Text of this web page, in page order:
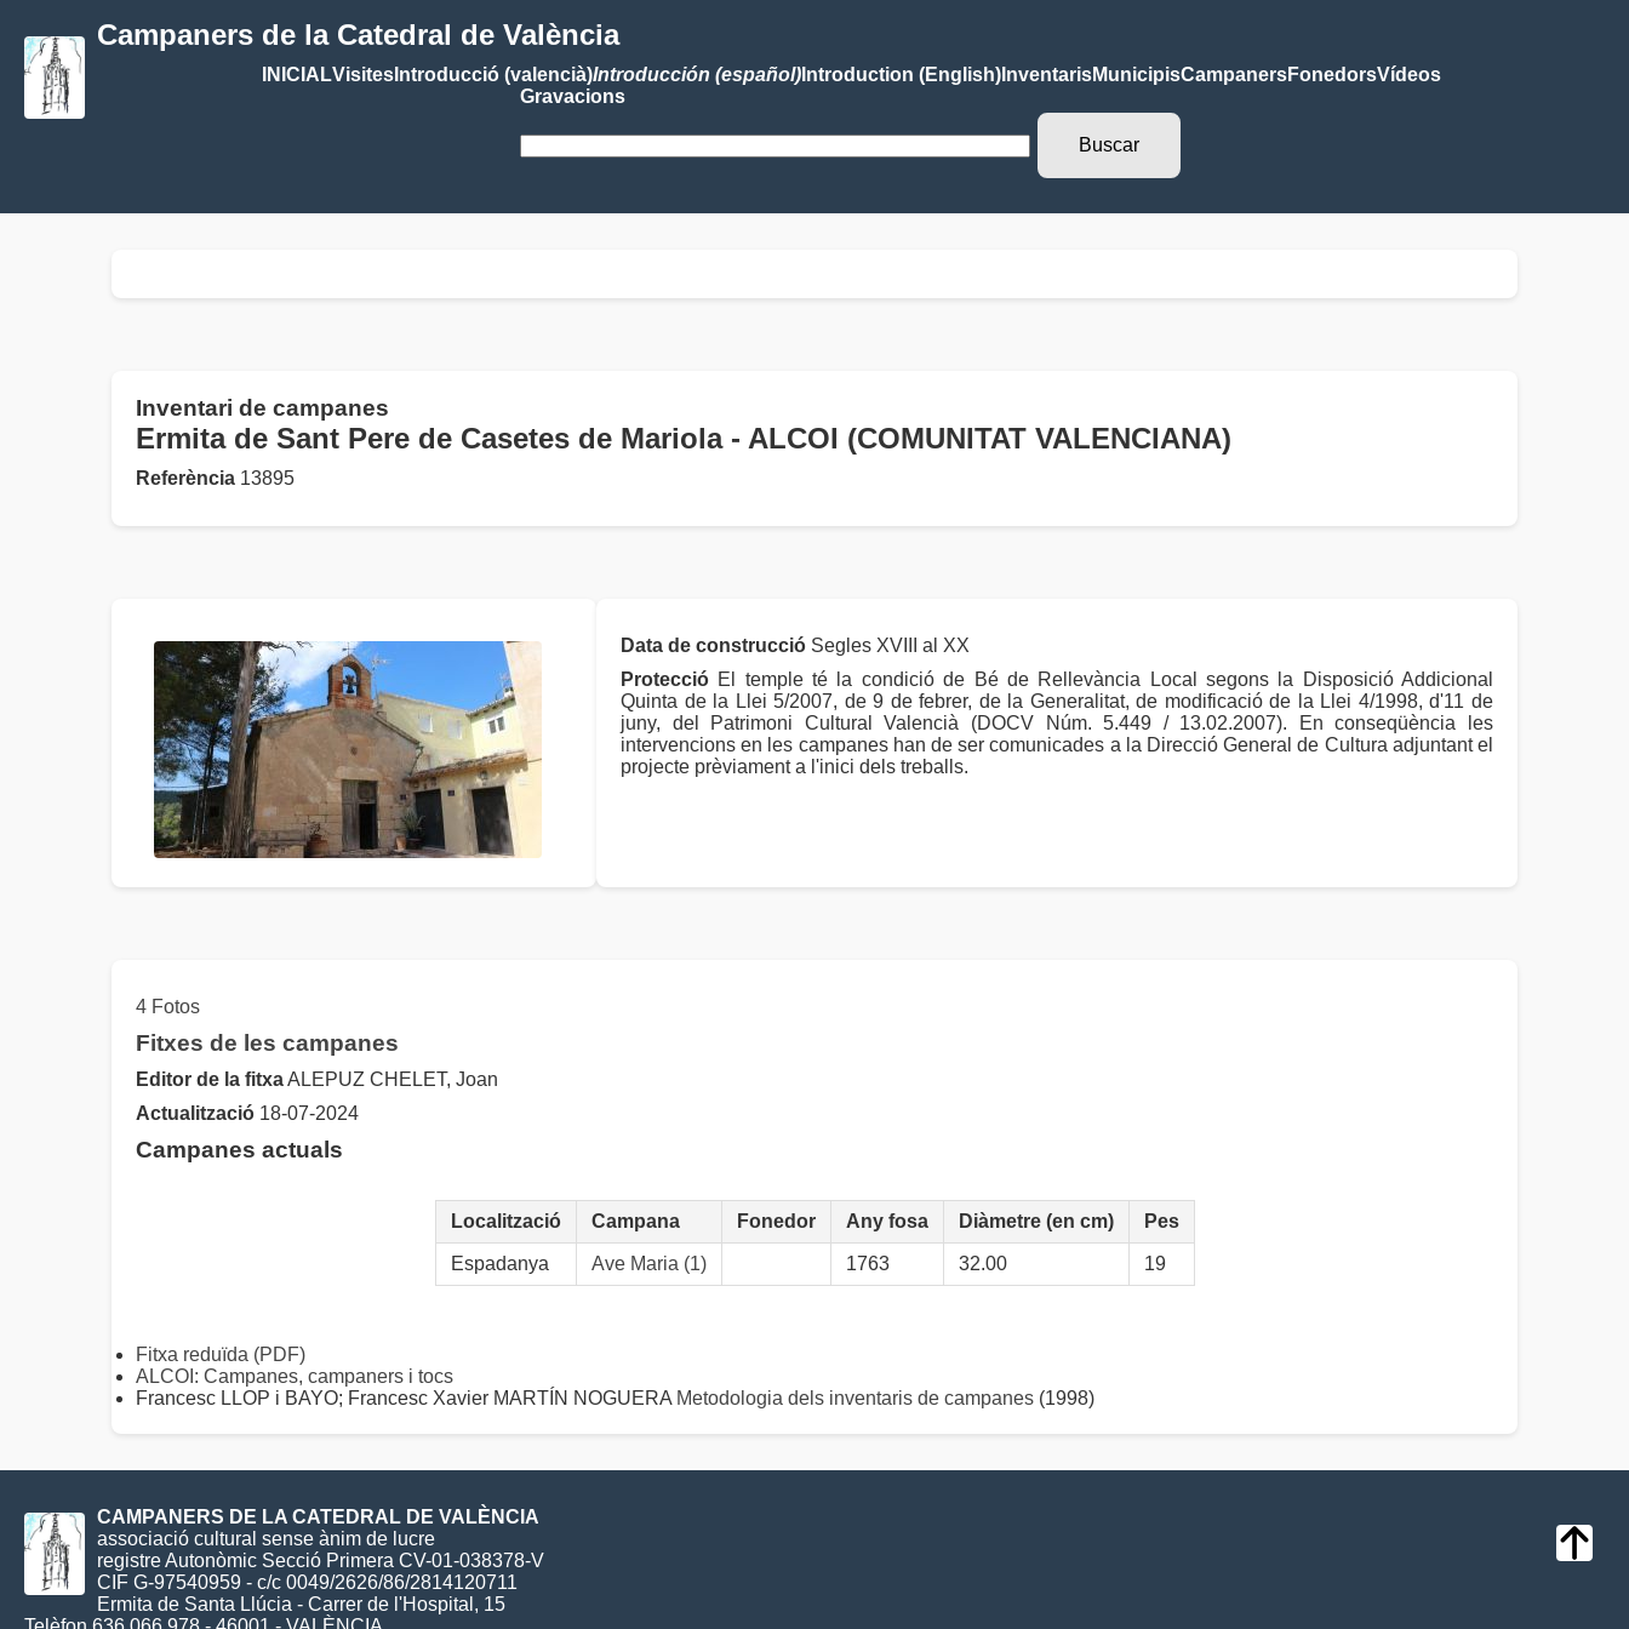
Campaners de la Catedral de València
INICIALVisitesIntroducció (valencià)Introducción (español)Introduction (English)InventarisMunicipisCampanersFonedorsVídeos
Gravacions
Inventari de campanes
Ermita de Sant Pere de Casetes de Mariola - ALCOI (COMUNITAT VALENCIANA)
Referència 13895
Data de construcció Segles XVIII al XX
Protecció El temple té la condició de Bé de Rellevància Local segons la Disposició Addicional
Quinta de la Llei 5/2007, de 9 de febrer, de la Generalitat, de modificació de la Llei 4/1998, d'11 de
juny, del Patrimoni Cultural Valencià (DOCV Núm. 5.449 / 13.02.2007). En conseqüència les
intervencions en les campanes han de ser comunicades a la Direcció General de Cultura adjuntant el
projecte prèviament a l'inici dels treballs.
4 Fotos
Fitxes de les campanes
Editor de la fitxaALEPUZ CHELET, Joan
Actualització 18-07-2024
Campanes actuals
Localització Campana Fonedor Any fosa Diàmetre (en cm) Pes
Espadanya Ave Maria (1) 1763 32.00 19
Fitxa reduïda (PDF)
ALCOI: Campanes, campaners i tocs
Francesc LLOP i BAYO; Francesc Xavier MARTÍN NOGUERA Metodologia dels inventaris de campanes (1998)
CAMPANERS DE LA CATEDRAL DE VALÈNCIA
associació cultural sense ànim de lucre
registre Autonòmic Secció Primera CV-01-038378-V
CIF G-97540959 - c/c 0049/2626/86/2814120711
Ermita de Santa Llúcia - Carrer de l'Hospital, 15